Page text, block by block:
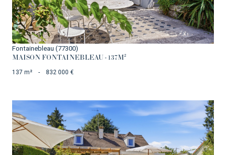
Fontainebleau (77300)
MAISON FONTAINEBLEAU - 137M²
137 m² - 832 000 €